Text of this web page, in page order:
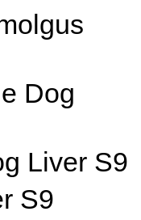
Dog
Liver S9
S9